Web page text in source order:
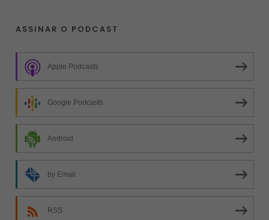
ASSINAR O PODCAST
Apple Podcasts
Google Podcasts
Android
by Email
RSS